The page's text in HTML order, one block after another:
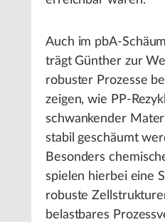
Auch im pbA-
trägt Günther zur
robuster Prozesse
zeigen, wie PP-
schwankender
stabil geschäumt
Besonders
spielen hierbei eine
robuste
belastbares